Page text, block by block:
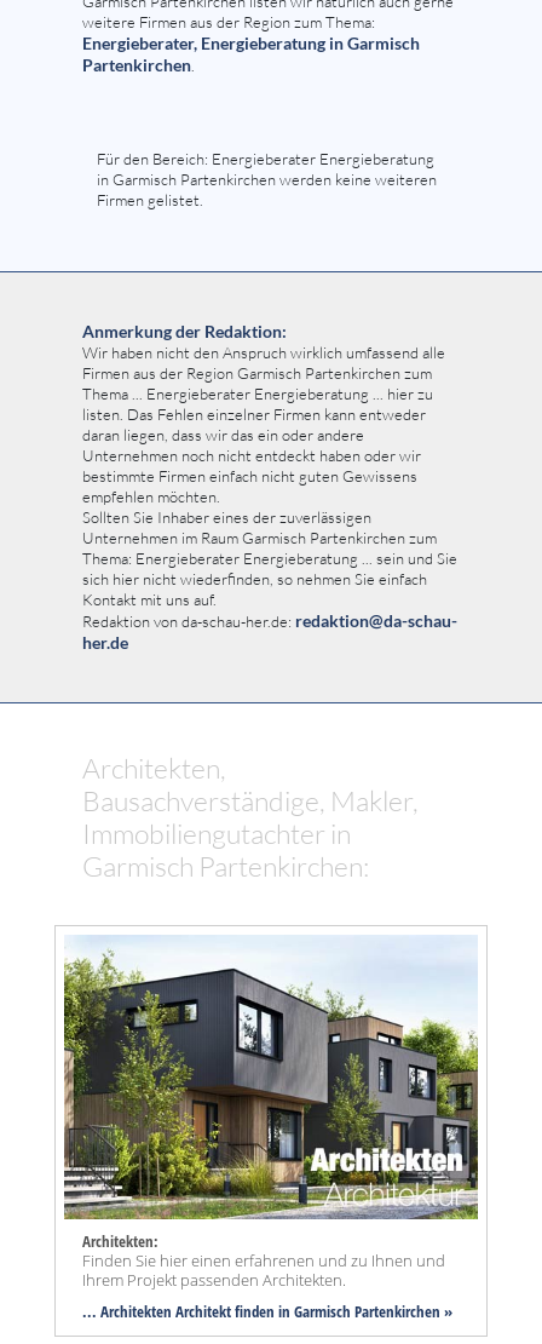
weitere Firmen aus der Region zum Thema:
Energieberater, Energieberatung in Garmisch
Partenkirchen.
Für den Bereich: Energieberater Energieberatung
in Garmisch Partenkirchen werden keine weiteren
Firmen gelistet.
Anmerkung der Redaktion:
Wir haben nicht den Anspruch wirklich umfassend alle
Firmen aus der Region Garmisch Partenkirchen zum
Thema ... Energieberater Energieberatung ... hier zu
listen. Das Fehlen einzelner Firmen kann entweder
daran liegen, dass wir das ein oder andere
Unternehmen noch nicht entdeckt haben oder wir
bestimmte Firmen einfach nicht guten Gewissens
empfehlen möchten.
Sollten Sie Inhaber eines der zuverlässigen
Unternehmen im Raum Garmisch Partenkirchen zum
Thema: Energieberater Energieberatung ... sein und Sie
sich hier nicht wiederfinden, so nehmen Sie einfach
Kontakt mit uns auf.
Redaktion von da-schau-her.de: redaktion@da-schau-
her.de
Architekten,
Bausachverständige, Makler,
Immobiliengutachter in
Garmisch Partenkirchen:
Architekten:
Finden Sie hier einen erfahrenen und zu Ihnen und
Ihrem Projekt passenden Architekten.
... Architekten Architekt finden in Garmisch Partenkirchen »